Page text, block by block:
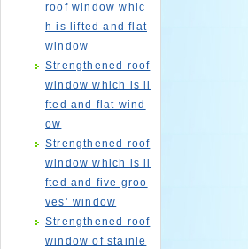
roof window whic
h is lifted and flat
window
Strengthened roof
window which is li
fted and flat wind
ow
Strengthened roof
window which is li
fted and five groo
ves’ window
Strengthened roof
window of stainle